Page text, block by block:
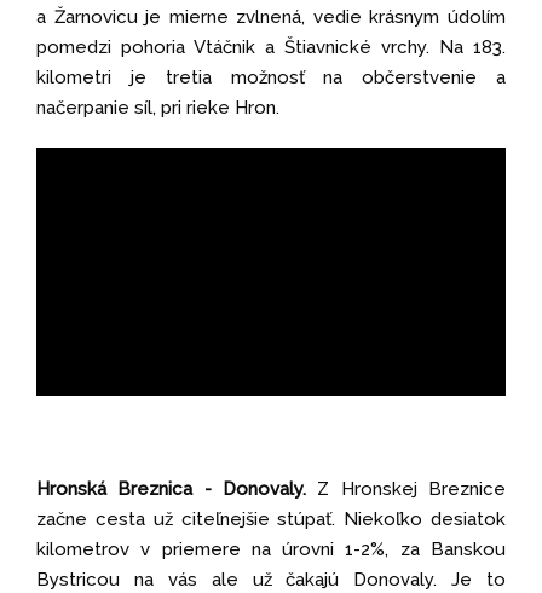
a Žarnovicu je mierne zvlnená, vedie krásnym údolím
pomedzi pohoria Vtáčnik a Štiavnické vrchy. Na 183.
kilometri je tretia možnosť na občerstvenie a
načerpanie síl, pri rieke Hron.
Hronská Breznica - Donovaly. Z Hronskej Breznice
začne cesta už citeľnejšie stúpať. Niekoľko desiatok
kilometrov v priemere na úrovni 1-2%, za Banskou
Bystricou na vás ale už čakajú Donovaly. Je to